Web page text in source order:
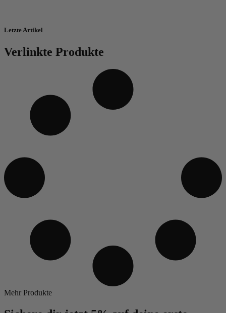
Letzte Artikel
Verlinkte Produkte
Mehr Produkte